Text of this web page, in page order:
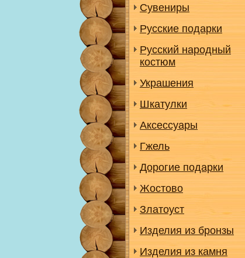
Сувениры
Русские подарки
Русский народный
костюм
Украшения
Шкатулки
Аксессуары
Гжель
Дорогие подарки
Жостово
Златоуст
Изделия из бронзы
Изделия из камня